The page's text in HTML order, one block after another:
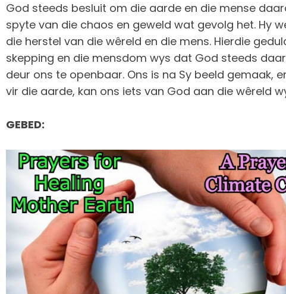
God steeds besluit om die aarde en die mense
spyte van die chaos en geweld wat gevolg het. Hy
die herstel van die wêreld en die mens. Hierdie
skepping en die mensdom wys dat God steeds
deur ons te openbaar. Ons is na Sy beeld gemaak,
vir die aarde, kan ons iets van God aan die wêreld
GEBED: